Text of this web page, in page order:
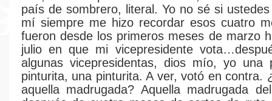
país de sombrero, literal. Yo no sé si
mí siempre me hizo recordar esos cuatro
fueron desde los primeros meses de marzo
julio en que mi vicepresidente
algunas vicepresidentas, dios mío, yo una
pinturita, una pinturita. A ver, votó en contra.
aquella madrugada? Aquella madrugada